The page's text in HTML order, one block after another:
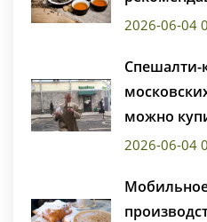
2026-06-04
Спешалти-
можно
2026-06-04